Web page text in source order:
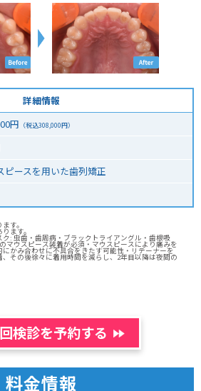
詳細情報
円 （税込308,000円）
ピースを用いた歯列矯正
す。
ます。
: 虫歯・歯周病・ブラックトライアングル・歯根吸
マウスピース装着が必須・マウスピースにより痛みを
かみ合わせに不具合をきたす可能性・リテーナーを
その後徐々に着用時間を減らし、2年目以降は夜間の
検診を予約する
料金情報